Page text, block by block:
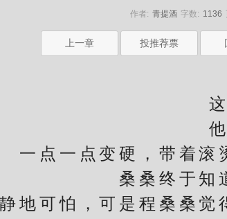
作者: 青提酒 字数: 1136
上一章 投推荐票
这
他
点一点变硬，带着滚烫
桑桑终于知道
可怕，可是程桑桑觉